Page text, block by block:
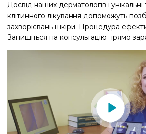
Досвід наших дерматологів і унікальні
клітинного лікування допоможуть
захворювань шкіри. Процедура
Запишіться на консультацію прямо